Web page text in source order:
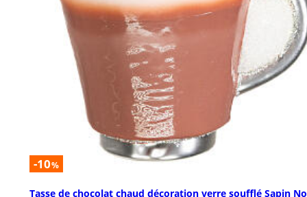
-10%
Tasse de chocolat chaud décoration verre soufflé Sapin